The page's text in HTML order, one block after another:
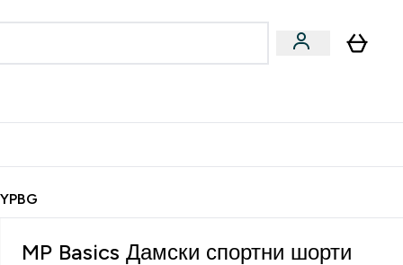
MP Basics Дамски спортни шорти